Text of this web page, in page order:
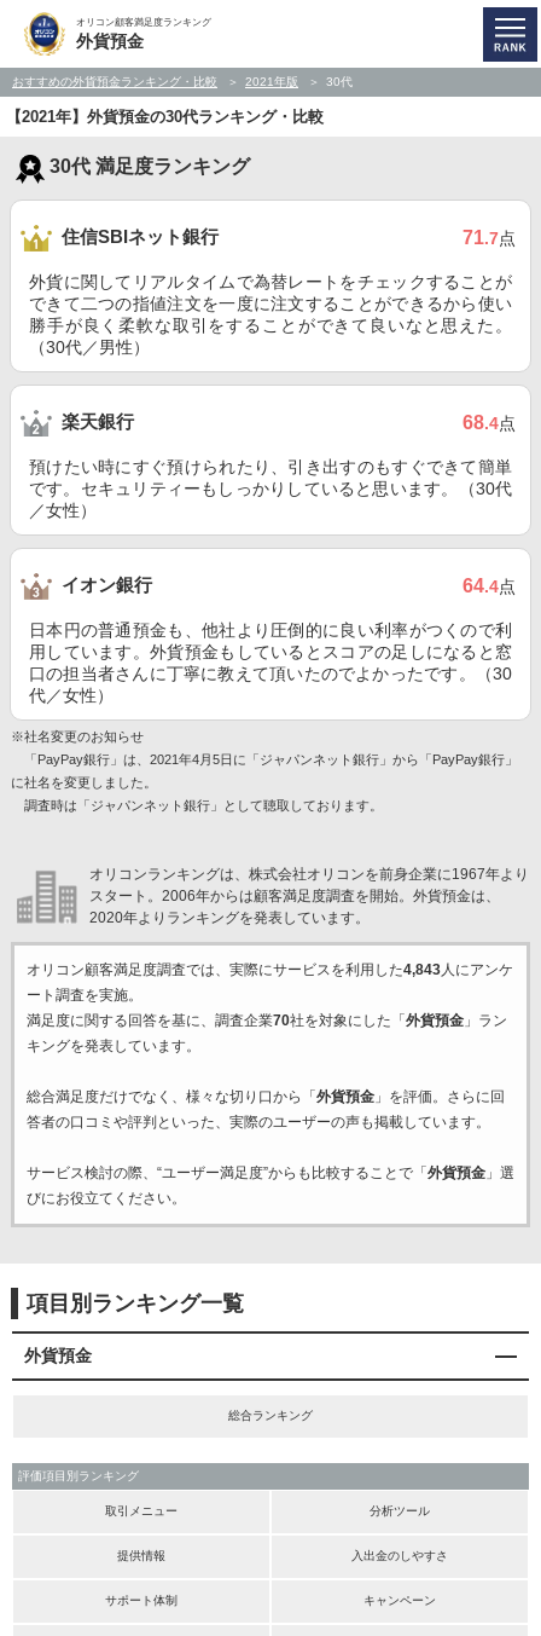
オリコン顧客満足度ランキング
外貨預金
おすすめの外貨預金ランキング・比較 2021年版 30代
【2021年】外貨預金の30代ランキング・比較
30代 満足度ランキング
住信SBIネット銀行 71.7点
外貨に関してリアルタイムで為替レートをチェックすることが
できて二つの指値注文を一度に注文することができるから使い
勝手が良く柔軟な取引をすることができて良いなと思えた。
（30代／男性）
楽天銀行 68.4点
預けたい時にすぐ預けられたり、引き出すのもすぐできて簡単
です。セキュリティーもしっかりしていると思います。（30代
／女性）
イオン銀行 64.4点
日本円の普通預金も、他社より圧倒的に良い利率がつくので利
用しています。外貨預金もしているとスコアの足しになると窓
口の担当者さんに丁寧に教えて頂いたのでよかったです。（30
代／女性）
※社名変更のお知らせ
「PayPay銀行」は、2021年4月5日に「ジャパンネット銀行」から「PayPay銀行」
に社名を変更しました。
調査時は「ジャパンネット銀行」として聴取しております。
オリコンランキングは、株式会社オリコンを前身企業に1967年より
スタート。2006年からは顧客満足度調査を開始。外貨預金は、
2020年よりランキングを発表しています。
オリコン顧客満足度調査では、実際にサービスを利用した4,843人にアンケ
ート調査を実施。
満足度に関する回答を基に、調査企業70社を対象にした「 外貨預金」ラン
キングを発表しています。
総合満足度だけでなく、様々な切り口から「 外貨預金」を評価。さらに回
答者の口コミや評判といった、実際のユーザーの声も掲載しています。
サービス検討の際、“ユーザー満足度”からも比較することで「 外貨預金」選
びにお役立てください。
項目別ランキング一覧
外貨預金
総合ランキング
評価項目別ランキング
取引メニュー 分析ツール
提供情報 入出金のしやすさ
サポート体制 キャンペーン